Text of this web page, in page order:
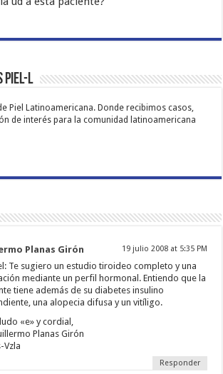
L
Piel Latinoamericana. Donde recibimos casos,
de interés para la comunidad latinoamericana
Planas Girón 19 julio 2008 at 5:35 PM
Te sugiero un estudio tiroideo completo y una
mediante un perfil hormonal. Entiendo que la
tiene además de su diabetes insulino
una alopecia difusa y un vitíligo.
«e» y cordial,
Planas Girón
Vzla
Responder